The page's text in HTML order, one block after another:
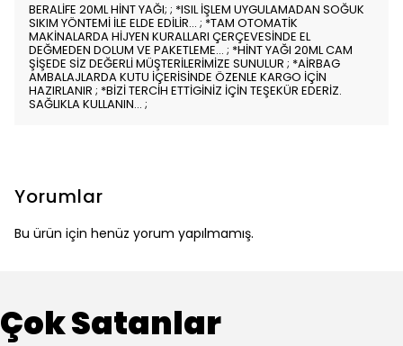
BERALİFE 20ML HİNT YAĞI; ; *ISIL İŞLEM UYGULAMADAN SOĞUK
SIKIM YÖNTEMİ İLE ELDE EDİLİR... ; *TAM OTOMATİK
MAKİNALARDA HİJYEN KURALLARI ÇERÇEVESİNDE EL
DEĞMEDEN DOLUM VE PAKETLEME... ; *HİNT YAĞI 20ML CAM
ŞİŞEDE SİZ DEĞERLİ MÜŞTERİLERİMİZE SUNULUR ; *AİRBAG
AMBALAJLARDA KUTU İÇERİSİNDE ÖZENLE KARGO İÇİN
HAZIRLANIR ; *BİZİ TERCİH ETTİGİNİZ İÇİN TEŞEKÜR EDERİZ.
SAĞLIKLA KULLANIN... ;
Yorumlar
Bu ürün için henüz yorum yapılmamış.
Çok Satanlar